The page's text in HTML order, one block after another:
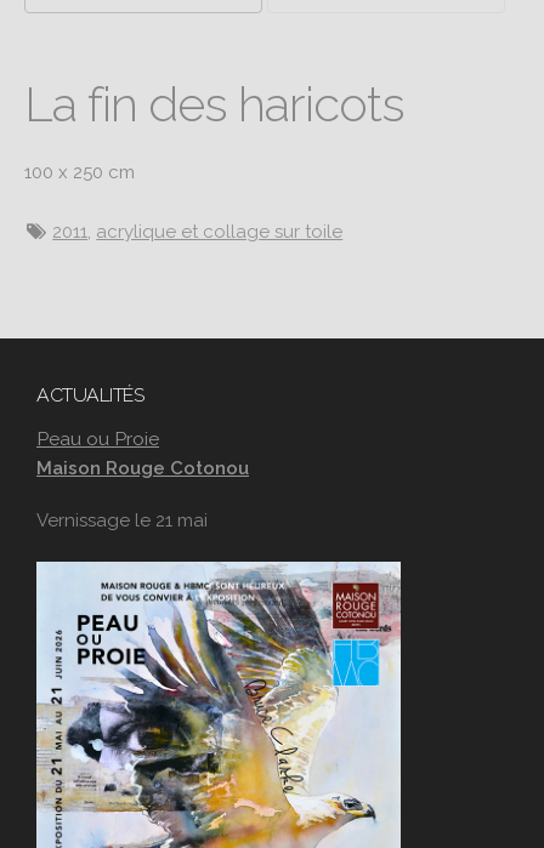
La fin des haricots
100 x 250 cm
2011, acrylique et collage sur toile
ACTUALITÉS
Peau ou Proie
Maison Rouge Cotonou
Vernissage le 21 mai